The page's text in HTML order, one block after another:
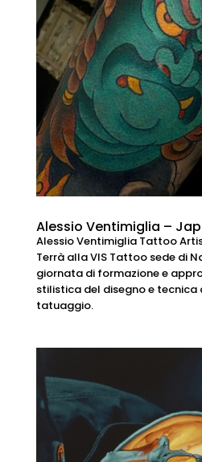
Alessio Ventimiglia –
Alessio Ventimiglia Tattoo
Terrà alla VIS Tattoo sede di
giornata di formazione e
stilistica del disegno e tecnica
tatuaggio.